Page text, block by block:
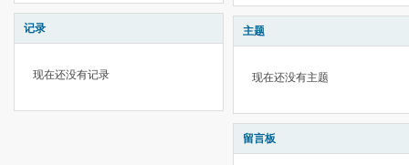
记录
现在还没有记录
主题
现在还没有主题
留言板